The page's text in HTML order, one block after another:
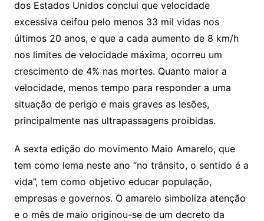
dos Estados Unidos conclui que velocidade
excessiva ceifou pelo menos 33 mil vidas nos
últimos 20 anos, e que a cada aumento de 8 km/h
nos limites de velocidade máxima, ocorreu um
crescimento de 4% nas mortes. Quanto maior a
velocidade, menos tempo para responder a uma
situação de perigo e mais graves as lesões,
principalmente nas ultrapassagens proibidas.
A sexta edição do movimento Maio Amarelo, que
tem como lema neste ano “no trânsito, o sentido é a
vida”, tem como objetivo educar população,
empresas e governos. O amarelo simboliza atenção
e o mês de maio originou-se de um decreto da